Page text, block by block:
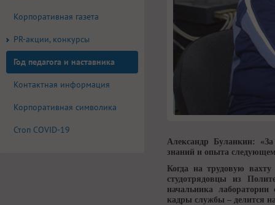
Александр Буланкин:
знаний и опыта
Когда на трудовую
студотрядовцы из
начальника
кадры службы – делится
Корпоративная газета
PR-акции, конкурсы
Год педагога и наставника
Контактная информация
Корпоративная символика
Стоп COVID-19